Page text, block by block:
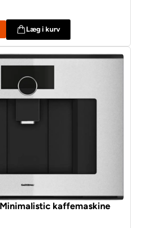
Læg i kurv
kaffemaskine